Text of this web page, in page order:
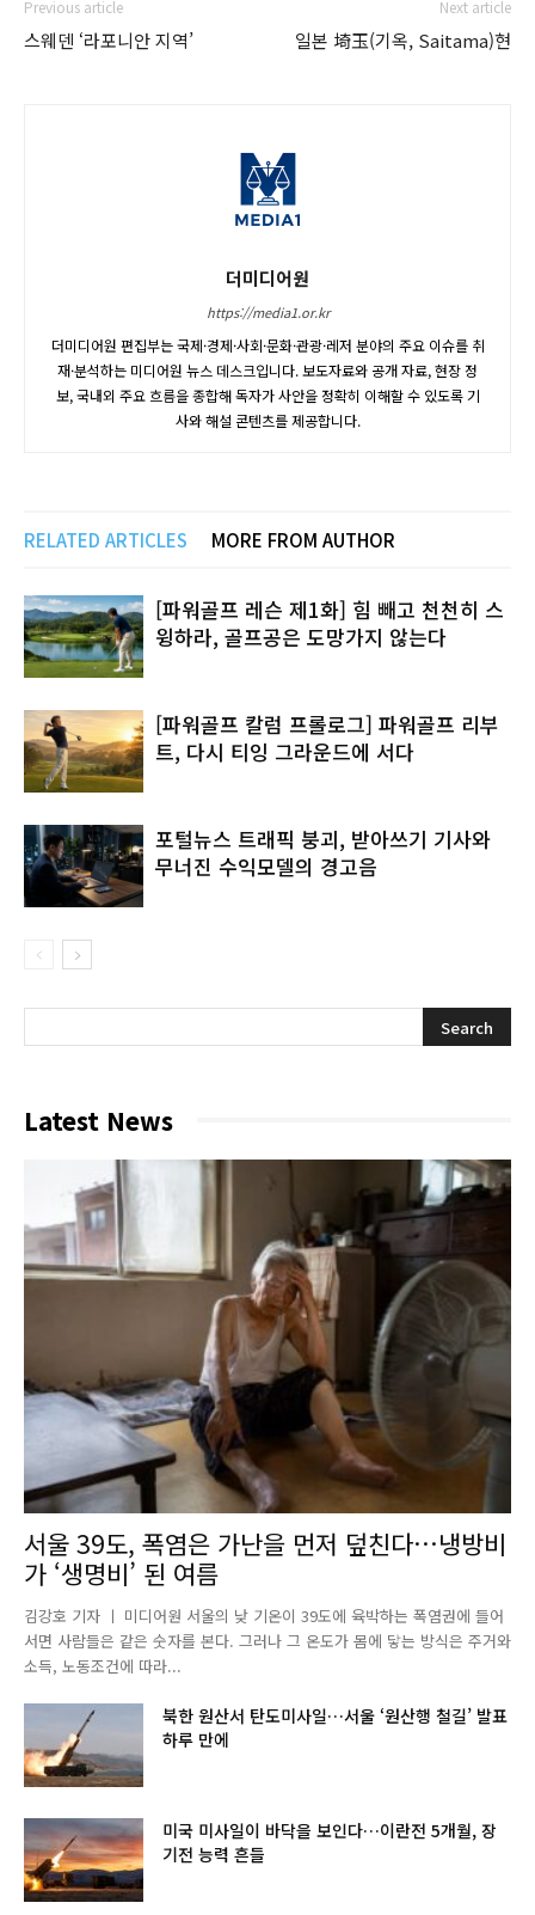
Previous article
스웨덴 ‘라포니안 지역’
Next article
일본 埼玉(기옥, Saitama)현
더미디어원
https://media1.or.kr
더미디어원 편집부는 국제·경제·사회·문화·관광·레저 분야의 주요 이슈를 취
재·분석하는 미디어원 뉴스 데스크입니다. 보도자료와 공개 자료, 현장 정
보, 국내외 주요 흐름을 종합해 독자가 사안을 정확히 이해할 수 있도록 기
사와 해설 콘텐츠를 제공합니다.
RELATED ARTICLES MORE FROM AUTHOR
[파워골프 레슨 제1화] 힘 빼고 천천히 스
윙하라, 골프공은 도망가지 않는다
[파워골프 칼럼 프롤로그] 파워골프 리부
트, 다시 티잉 그라운드에 서다
포털뉴스 트래픽 붕괴, 받아쓰기 기사와
무너진 수익모델의 경고음
Latest News
서울 39도, 폭염은 가난을 먼저 덮친다…냉방비
가 ‘생명비’ 된 여름
김강호 기자 ㅣ 미디어원 서울의 낮 기온이 39도에 육박하는 폭염권에 들어
서면 사람들은 같은 숫자를 본다. 그러나 그 온도가 몸에 닿는 방식은 주거와
소득, 노동조건에 따라...
북한 원산서 탄도미사일…서울 ‘원산행 철길’ 발표
하루 만에
미국 미사일이 바닥을 보인다…이란전 5개월, 장
기전 능력 흔들